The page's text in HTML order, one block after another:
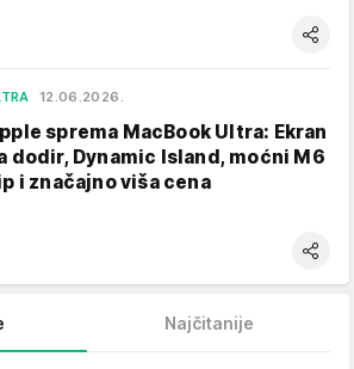
12.06.2026.
sprema MacBook Ultra: Ekran
dodir, Dynamic Island, moćni M6
i značajno viša cena
Najčitanije